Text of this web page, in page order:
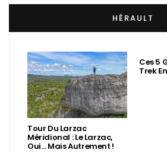
HÉRAULT
Tour Du Larzac
Méridional : Le Larzac,
Oui… Mais Autrement !
Ces 5
Trek